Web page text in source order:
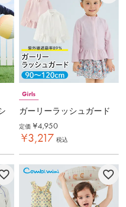
Girls
ガーリーラッシュガード
定価 ¥4,950
¥3,217 税込